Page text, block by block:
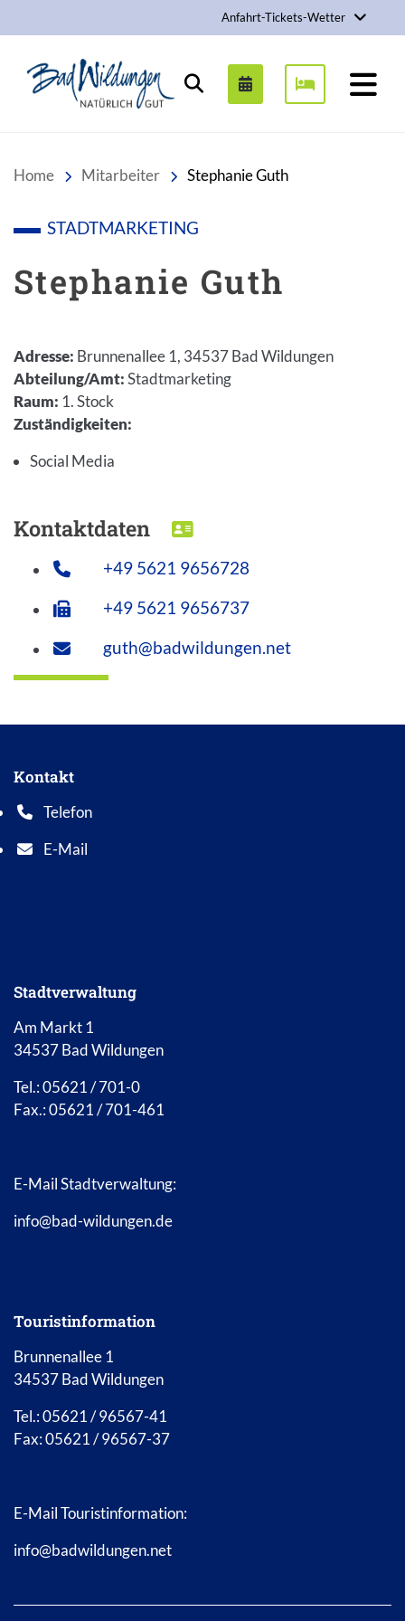
Anfahrt-Tickets-Wetter
Stadt Bad Wildungen
Suchen
Home Mitarbeiter Stephanie Guth
Kontaktdaten DOWNLOAD VCARD
+49 5621 9656728
+49 5621 9656737
guth@badwildungen.net
Stephanie Guth
STADTMARKETING
Adresse: Brunnenallee 1, 34537 Bad Wildungen
Abteilung/Amt:Stadtmarketing
Raum: 1. Stock
Zuständigkeiten:
Social Media
Kontakt
Telefon
Telefonnummer: 0 5 6 2 1 7 0 1 0
E-Mail
E-Mail Adresse: info@bad-wildungen.de
Stadtverwaltung
Am Markt 1
34537 Bad Wildungen
Tel.: 05621 / 701-0
Fax.: 05621 / 701-461
E-Mail Stadtverwaltung:
info@bad-wildungen.de
Touristinformation
Brunnenallee 1
34537 Bad Wildungen
Tel.: 05621 / 96567-41
Fax: 05621 / 96567-37
E-Mail Touristinformation:
info@badwildungen.net